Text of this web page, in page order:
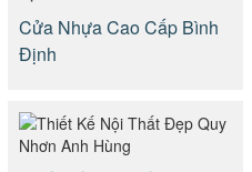
Cửa Nhựa Cao Cấp Bình
Định